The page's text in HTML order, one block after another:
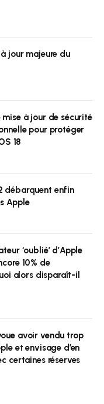
jour majeure du
à jour de sécurité
pour protéger
18
débarquent enfin
Apple
‘oublié’ d’Apple
10% de
alors disparaît-il
avoir vendu trop
et envisage d’en
certaines réserves